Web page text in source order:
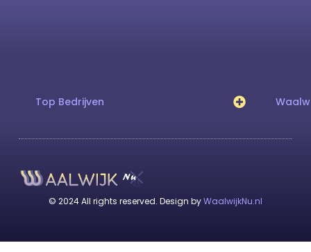
Top Bedrijven
© 2024 All rights reserved. Design byWaalwijkNu.nl